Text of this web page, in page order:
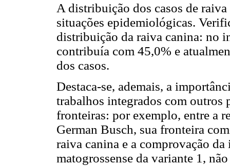
A distribuição dos casos de
situações epidemiológicas.
distribuição da raiva canina: no
contribuía com 45,0% e
dos casos.
Destaca-se, ademais, a
trabalhos integrados com outros
fronteiras: por exemplo, entre a
German Busch, sua fronteira
raiva canina e a comprovação
matogrossense da variante 1,